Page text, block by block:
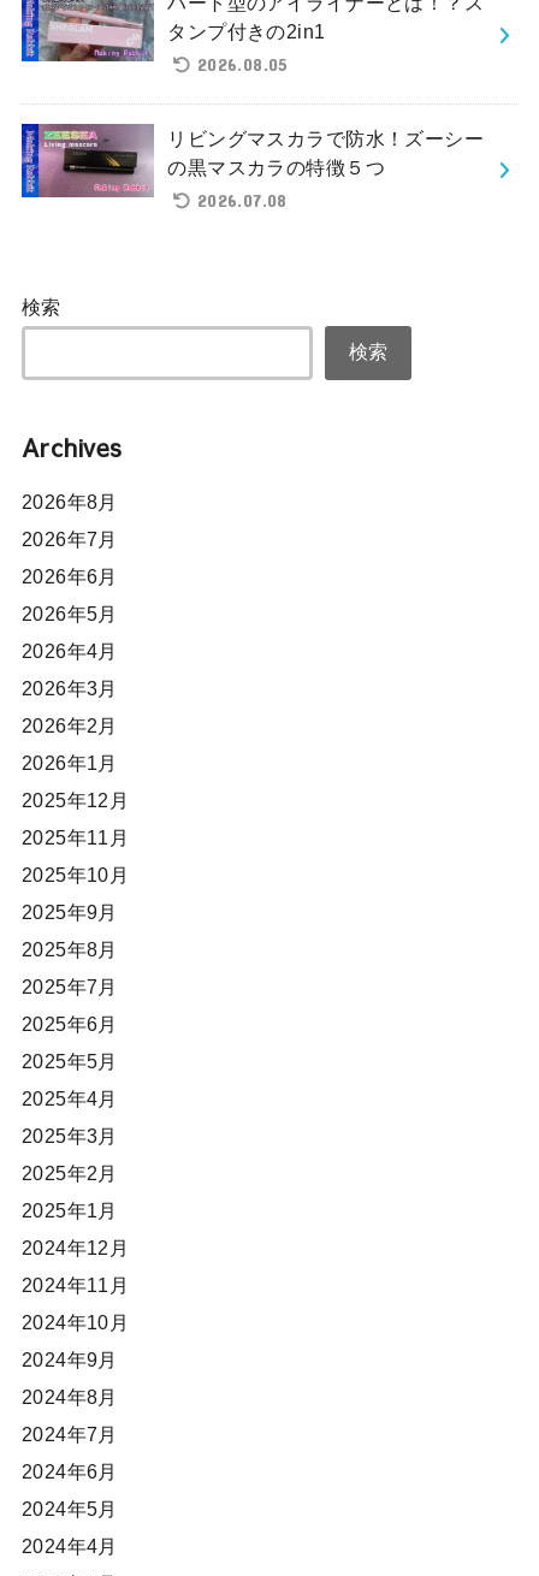
タンプ付きの2in1
2026.08.05
リビングマスカラで防水！ズーシー
の黒マスカラの特徴５つ
2026.07.08
検索
検索
Archives
2026年8月
2026年7月
2026年6月
2026年5月
2026年4月
2026年3月
2026年2月
2026年1月
2025年12月
2025年11月
2025年10月
2025年9月
2025年8月
2025年7月
2025年6月
2025年5月
2025年4月
2025年3月
2025年2月
2025年1月
2024年12月
2024年11月
2024年10月
2024年9月
2024年8月
2024年7月
2024年6月
2024年5月
2024年4月